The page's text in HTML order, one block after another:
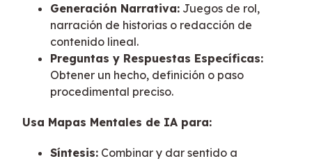
Generación Narrativa: Juegos de rol,
narración de historias o redacción de
contenido lineal.
Preguntas y Respuestas Específicas:
Obtener un hecho, definición o paso
procedimental preciso.
Usa Mapas Mentales de IA para:
Síntesis: Combinar y dar sentido a